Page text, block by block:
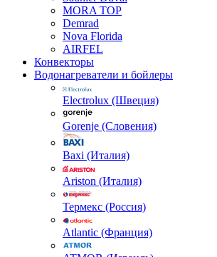
MORA TOP
Demrad
Nova Florida
AIRFEL
Конвекторы
Водонагреватели и бойлеры
Electrolux (Швеция)
Gorenje (Словения)
Baxi (Италия)
Ariston (Италия)
Термекс (Россия)
Atlantic (Франция)